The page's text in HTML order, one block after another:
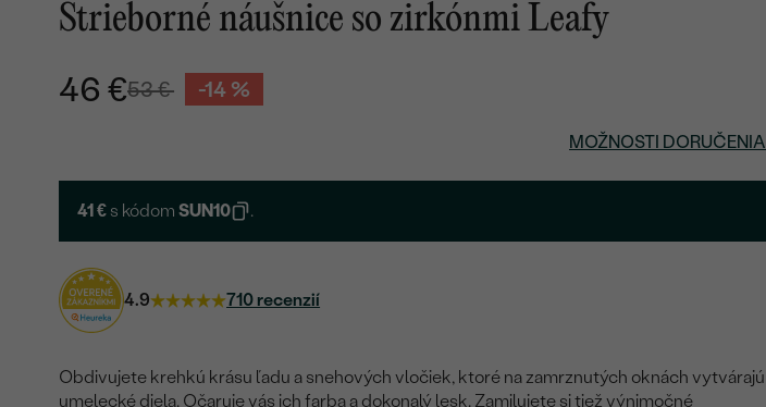
Strieborné náušnice so zirkónmi Leafy
46 €53 € -14 %
MOŽNOSTI DORUČENIA
41 € s kódomSUN10 .
4.9 710 recenzií
Obdivujete krehkú krásu ľadu a snehových vločiek, ktoré na zamrznutých oknách vytvárajú
umelecké diela. Očaruje vás ich farba a dokonalý lesk. Zamilujete si tiež výnimočné